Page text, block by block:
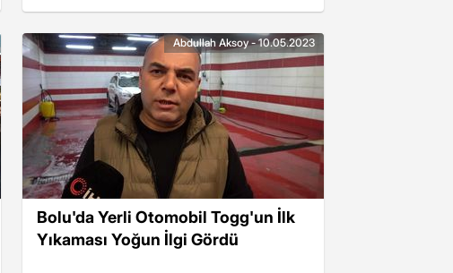
Bolu'da Yerli Otomobil Togg'un İlk
Yıkaması Yoğun İlgi Gördü
Abdullah Aksoy - 10.05.2023